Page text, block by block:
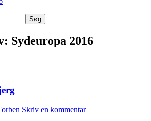
Sydeuropa 2016
Skriv en kommentar